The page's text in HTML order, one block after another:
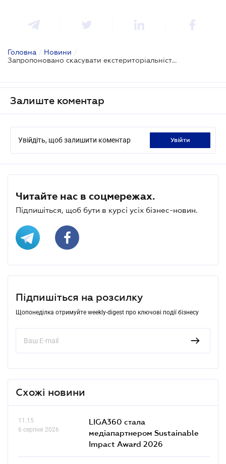
Головна / Новини /
Запропоновано скасувати екстериторіальність реєстраційних дій
Залиште коментар
Увійдіть, щоб залишити коментар увійти
Читайте нас в соцмережах.
Підпишіться, щоб бути в курсі усіх бізнес-новин.
Підпишіться на розсилку
Щопонеділка отримуйте weekly-digest про ключові події бізнесу
Схожі новини
11.15
6 серпня 2026
LIGA360 стала
медіапартнером Sustainable
Impact Award 2026